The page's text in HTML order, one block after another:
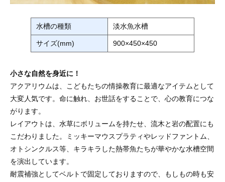
水槽の種類 淡水魚水槽
サイズ(mm) 900×450×450
小さな自然を身近に！
アクアリウムは、こどもたちの情操教育に最適なアイテムとして
大変人気です。命に触れ、お世話をすることで、心の教育につな
がります。
レイアウトは、水草にボリュームを持たせ、流木と岩の配置にも
こだわりました。ミッキーマウスプラティやレッドファントム、
オトシンクルス等、キラキラした熱帯魚たちが華やかな水槽空間
を演出しています。
耐震補強としてベルトで固定しておりますので、もしもの時も安